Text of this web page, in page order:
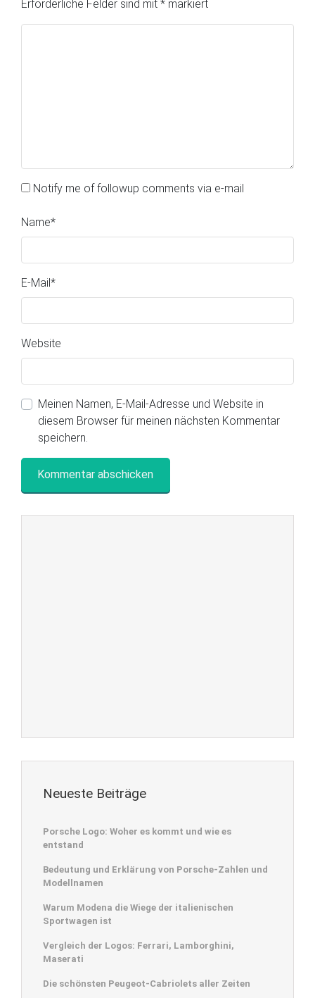
Erforderliche Felder sind mit * markiert
Notify me of followup comments via e-mail
Name*
E-Mail *
Website
Meinen Namen, E-Mail-Adresse und Website in
diesem Browser für meinen nächsten Kommentar
speichern.
Neueste Beiträge
Porsche Logo: Woher es kommt und wie es
entstand
Bedeutung und Erklärung von Porsche-Zahlen und
Modellnamen
Warum Modena die Wiege der italienischen
Sportwagen ist
Vergleich der Logos: Ferrari, Lamborghini,
Maserati
Die schönsten Peugeot-Cabriolets aller Zeiten